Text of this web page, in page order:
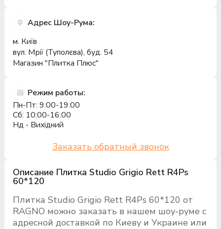
Описание Плитка Studio Grigio Rett R4Ps
60*120
Плитка Studio Grigio Rett R4Ps 60*120 от
RAGNO можно заказать в нашем шоу-руме с
адресной доставкой по Киеву и Украине или
Адрес Шоу-Рума:
м. Київ
вул. Мрії (Туполєва), буд. 54
Магазин "Плитка Плюс"
Режим работы:
Пн-Пт: 9:00-19:00
Сб: 10:00-16:00
Нд - Вихідний
Заказать обратный звонок